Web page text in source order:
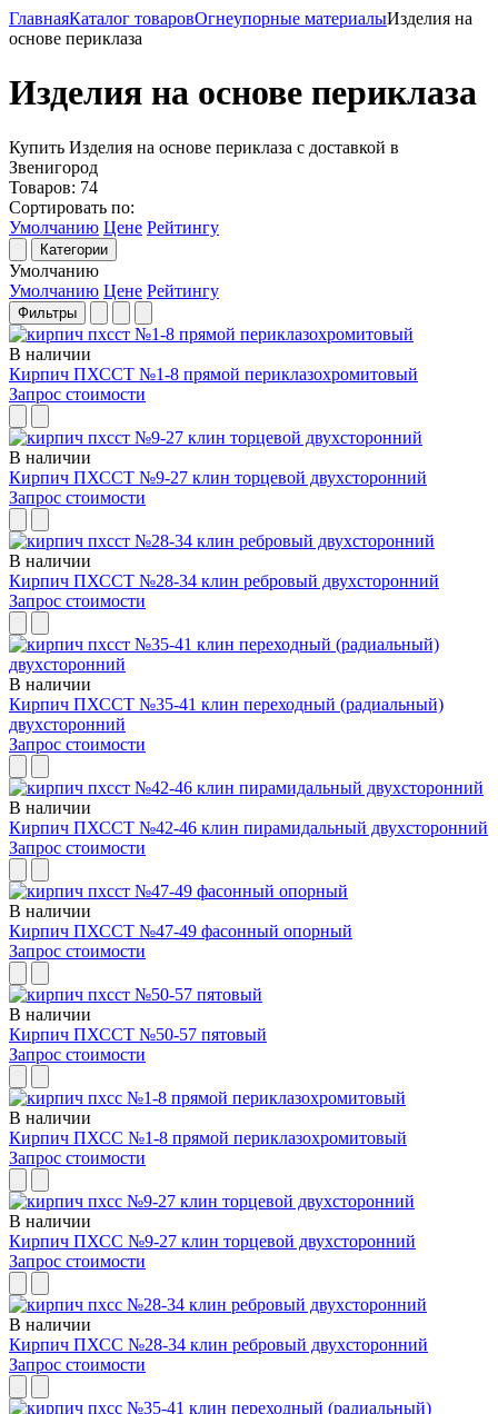
ГлавнаяКаталог товаровОгнеупорные материалыИзделия на
основе периклаза
Изделия на основе периклаза
Купить Изделия на основе периклаза с доставкой в
Звенигород
Товаров: 74
Сортировать по:
Умолчанию Цене Рейтингу
Категории
Умолчанию
Умолчанию Цене Рейтингу
Фильтры
В наличии
Кирпич ПХССТ №1-8 прямой периклазохромитовый
Запрос стоимости
В наличии
Кирпич ПХССТ №9-27 клин торцевой двухсторонний
Запрос стоимости
В наличии
Кирпич ПХССТ №28-34 клин ребровый двухсторонний
Запрос стоимости
В наличии
Кирпич ПХССТ №35-41 клин переходный (радиальный)
двухсторонний
Запрос стоимости
В наличии
Кирпич ПХССТ №42-46 клин пирамидальный двухсторонний
Запрос стоимости
В наличии
Кирпич ПХССТ №47-49 фасонный опорный
Запрос стоимости
В наличии
Кирпич ПХССТ №50-57 пятовый
Запрос стоимости
В наличии
Кирпич ПХСС №1-8 прямой периклазохромитовый
Запрос стоимости
В наличии
Кирпич ПХСС №9-27 клин торцевой двухсторонний
Запрос стоимости
В наличии
Кирпич ПХСС №28-34 клин ребровый двухсторонний
Запрос стоимости